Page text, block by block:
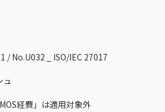
/ No.U032 _ ISO/IEC 27017
ュ
経費」は適用対象外